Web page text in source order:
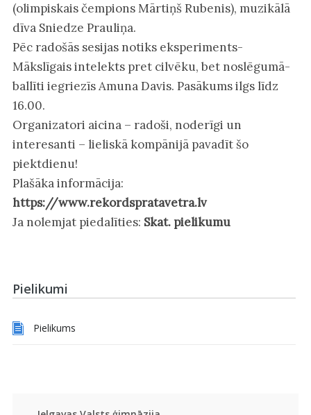
(olimpiskais čempions Mārtiņš Rubenis), muzikālā
dīva Sniedze Prauliņa.
Pēc radošās sesijas notiks eksperiments-
Mākslīgais intelekts pret cilvēku, bet noslēgumā-
ballīti iegriezīs Amuna Davis. Pasākums ilgs līdz
16.00.
Organizatori aicina – radoši, noderīgi un
interesanti – lieliskā kompānijā pavadīt šo
piektdienu!
Plašāka informācija:
https://www.rekordspratavetra.lv
Ja nolemjat piedalīties: Skat. pielikumu
Pielikumi
Pielikums